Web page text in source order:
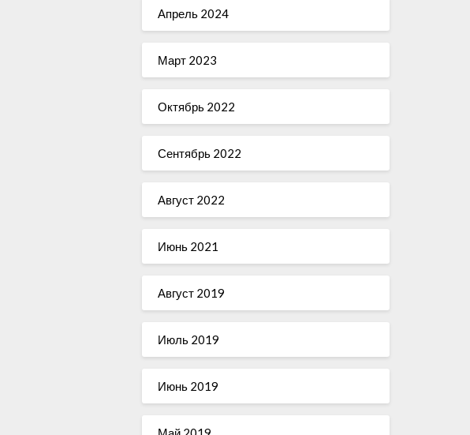
Апрель 2024
Март 2023
Октябрь 2022
Сентябрь 2022
Август 2022
Июнь 2021
Август 2019
Июль 2019
Июнь 2019